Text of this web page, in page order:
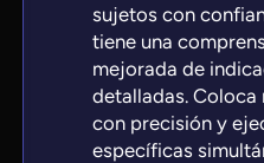
sujetos con
tiene una
mejorada de
detalladas.
con precisión y
específicas